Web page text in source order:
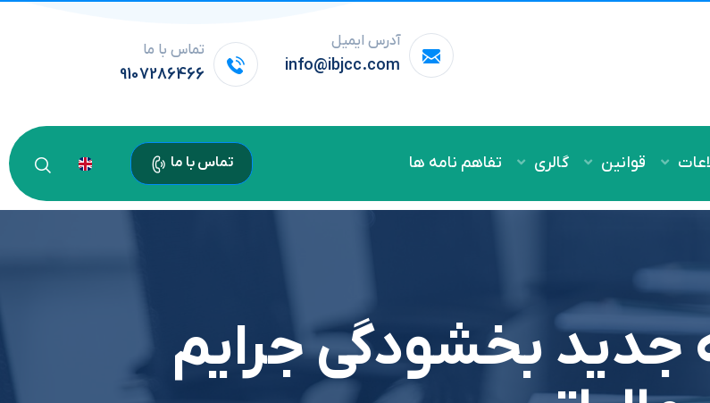
آدرس ایمیل
info@ibjcc.com
تماس با ما
9107286466
قوانین گالری تفاهم نامه ها تماس با ما
جدید بخشودگی جرایم